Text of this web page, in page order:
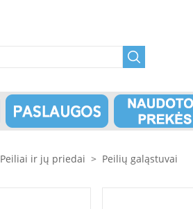
Peiliai ir jų priedai > Peilių galąstuvai